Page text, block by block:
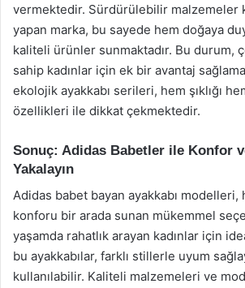
vermektedir. Sürdürülebilir malzemeler
yapan marka, bu sayede hem doğaya
kaliteli ürünler sunmaktadır. Bu durum,
sahip kadınlar için ek bir avantaj
ekolojik ayakkabı serileri, hem şıklığı
özellikleri ile dikkat çekmektedir.
Sonuç: Adidas Babetler ile Konfor ve
Yakalayın
Adidas babet bayan ayakkabı modelleri,
konforu bir arada sunan mükemmel
yaşamda rahatlık arayan kadınlar için
bu ayakkabılar, farklı stillerle uyum
kullanılabilir. Kaliteli malzemeleri ve